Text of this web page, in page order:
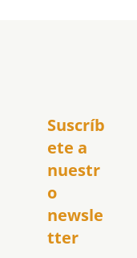
Suscríb
ete a
nuestr
o
newsle
tter